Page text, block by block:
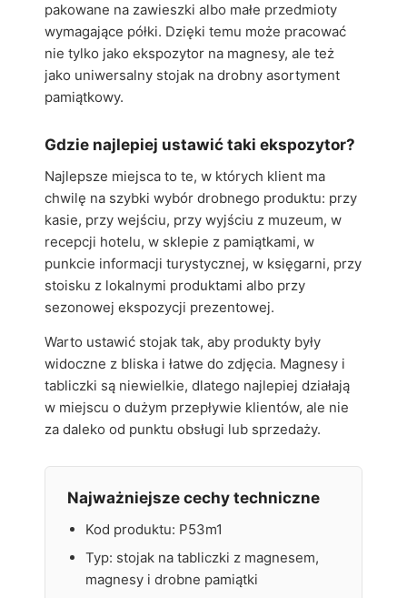
pakowane na zawieszki albo małe przedmioty
wymagające półki. Dzięki temu może pracować
nie tylko jako ekspozytor na magnesy, ale też
jako uniwersalny stojak na drobny asortyment
pamiątkowy.
Gdzie najlepiej ustawić taki ekspozytor?
Najlepsze miejsca to te, w których klient ma
chwilę na szybki wybór drobnego produktu: przy
kasie, przy wejściu, przy wyjściu z muzeum, w
recepcji hotelu, w sklepie z pamiątkami, w
punkcie informacji turystycznej, w księgarni, przy
stoisku z lokalnymi produktami albo przy
sezonowej ekspozycji prezentowej.
Warto ustawić stojak tak, aby produkty były
widoczne z bliska i łatwe do zdjęcia. Magnesy i
tabliczki są niewielkie, dlatego najlepiej działają
w miejscu o dużym przepływie klientów, ale nie
za daleko od punktu obsługi lub sprzedaży.
Najważniejsze cechy techniczne
Kod produktu: P53m1
Typ: stojak na tabliczki z magnesem,
magnesy i drobne pamiątki